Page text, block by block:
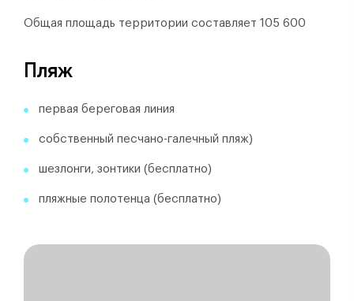
Общая площадь территории составляет 105 600
Пляж
первая береговая линия
собственный песчано-галечный пляж)
шезлонги, зонтики (бесплатно)
пляжные полотенца (бесплатно)